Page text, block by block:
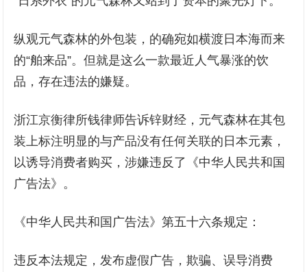
纵观元气森林的外包装，的确宛如横渡日本海而来
的“舶来品”。但就是这么一款最近人气暴涨的饮
品，存在违法的嫌疑。
浙江京衡律所钱律师告诉锌财经，元气森林在其包
装上标注明显的与产品没有任何关联的日本元素，
以诱导消费者购买，涉嫌违反了《中华人民共和国
广告法》。
《中华人民共和国广告法》第五十六条规定：
违反本法规定，发布虚假广告，欺骗、误导消费